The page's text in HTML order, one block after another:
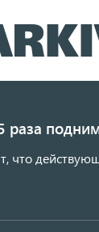
раза
что